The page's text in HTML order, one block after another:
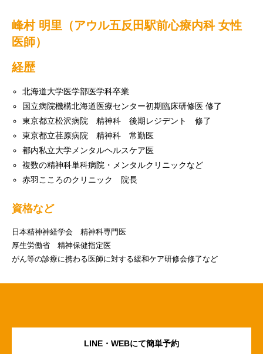
峰村 明里（アウル五反田駅前心療内科 女性
医師）
経歴
北海道大学医学部医学科卒業
国立病院機構北海道医療センター初期臨床研修医 修了
東京都立松沢病院 精神科 後期レジデント 修了
東京都立荏原病院 精神科 常勤医
都内私立大学メンタルヘルスケア医
複数の精神科単科病院・メンタルクリニックなど
赤羽こころのクリニック 院長
資格など
日本精神神経学会 精神科専門医
厚生労働省 精神保健指定医
がん等の診療に携わる医師に対する緩和ケア研修会修了など
LINE・WEBにて簡単予約